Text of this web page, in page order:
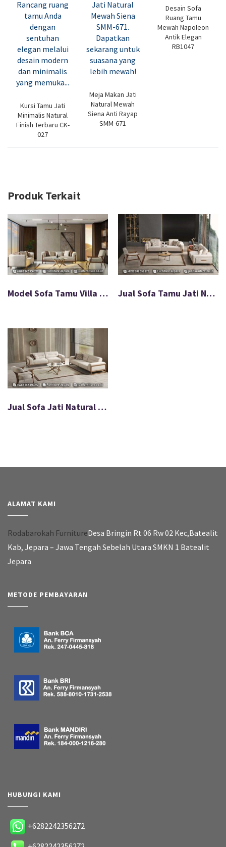
Kursi Tamu Jati
Minimalis Natural
Finish Terbaru CK-
027
Meja Makan Jati
Natural Mewah
Siena Anti Rayap
SMM-671
Desain Sofa
Ruang Tamu
Mewah Napoleon
Antik Elegan
RB1047
Produk Terkait
Model Sofa Tamu Villa Jati Minimalis Natural Furnish FS-018 Jual Sofa Tamu Jati Natural Minimalis Exclusive FS-017
Jual Sofa Jati Natural Wood Ruang Tamu Minimalis FS-029
ALAMAT KAMI
Rodabarokah FurnitureDesa Bringin Rt 06 Rw 02 Kec,Batealit
Kab, Jepara – Jawa Tengah Sebelah Utara SMKN 1 Batealit
Jepara
METODE PEMBAYARAN
HUBUNGI KAMI
+6282242356272